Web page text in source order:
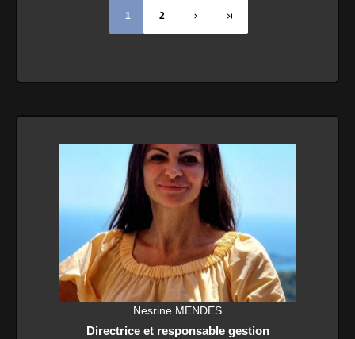
1 2
Nesrine MENDES
Directrice et responsable gestion